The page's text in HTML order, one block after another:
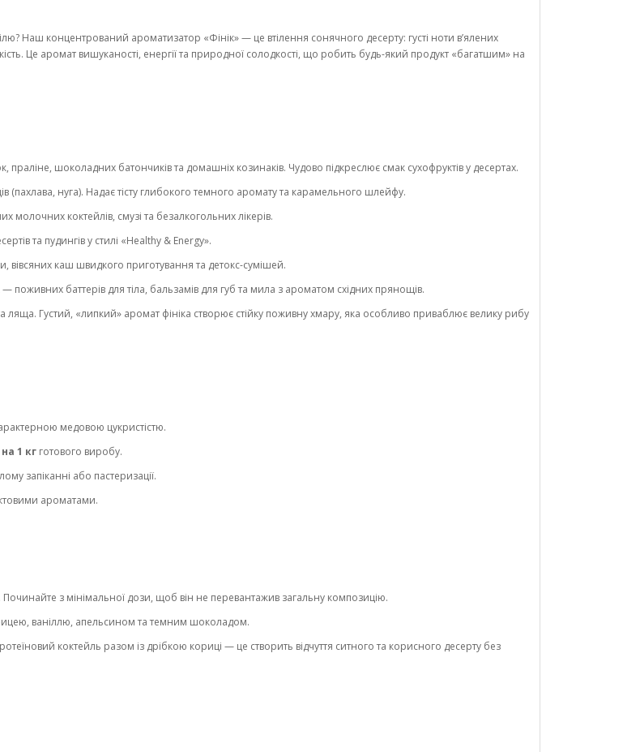
Наш концентрований ароматизатор «Фінік» — це втілення сонячного десерту: густі ноти в’ялених
Це аромат вишуканості, енергії та природної солодкості, що робить будь-який продукт «багатшим» на
шоколадних батончиків та домашніх козинаків. Чудово підкреслює смак сухофруктів у десертах.
(пахлава, нуга). Надає тісту глибокого темного аромату та карамельного шлейфу.
молочних коктейлів, смузі та безалкогольних лікерів.
та пудингів у стилі «Healthy & Energy».
вівсяних каш швидкого приготування та детокс-сумішей.
— поживних баттерів для тіла, бальзамів для губ та мила з ароматом східних прянощів.
ляща. Густий, «липкий» аромат фініка створює стійку поживну хмару, яка особливо приваблює велику рибу
медовою цукристістю.
1 кг готового виробу.
запіканні або пастеризації.
ароматами.
з мінімальної дози, щоб він не перевантажив загальну композицію.
ваніллю, апельсином та темним шоколадом.
коктейль разом із дрібкою кориці — це створить відчуття ситного та корисного десерту без